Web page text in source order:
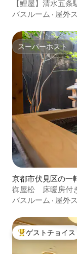
【鯉屋】清水五
バスルーム · 屋外
スーパーホスト
スーパーホスト
京都市伏見区の一
御屋松 床暖房付
風呂とリビングか
バスルーム · 屋外
大好評のゲストチ
ゲストチョイス